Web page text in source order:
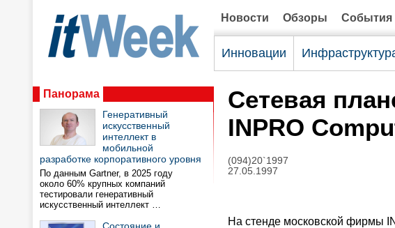
Новости Обзоры События
Инновации
Панорама
Генеративный
искусственный
интеллект в
мобильной
разработке корпоративного уровня
По данным Gartner, в 2025 году
около 60% крупных компаний
тестировали генеративный
искусственный интеллект …
Сетевая
INPRO
(094)20`1997
27.05.1997
На стенде московской фирмы